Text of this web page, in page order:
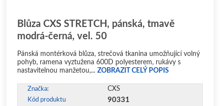
Blůza CXS STRETCH, pánská, tmavě
modrá-černá, vel. 50
Pánská montérková blůza, strečová tkanina umožňující volný
pohyb, ramena vyztužena 600D polyesterem, rukávy s
nastavitelnou manžetou,... ZOBRAZIT CELÝ POPIS
Značka: CXS
Kód produktu 90331